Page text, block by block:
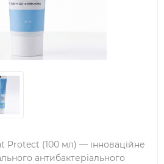
Protect (100 мл) — інноваційне
антибактеріального